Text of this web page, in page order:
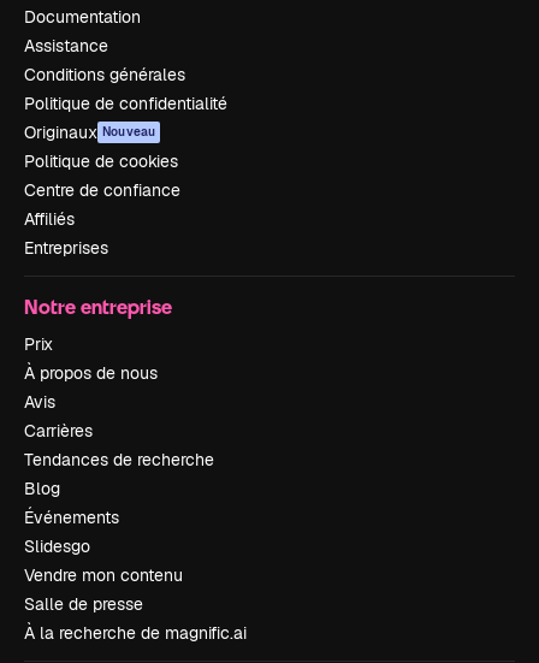
Documentation
Assistance
Conditions générales
Politique de confidentialité
Originaux Nouveau
Politique de cookies
Centre de confiance
Affiliés
Entreprises
Notre entreprise
Prix
À propos de nous
Avis
Carrières
Tendances de recherche
Blog
Événements
Slidesgo
Vendre mon contenu
Salle de presse
À la recherche de magnific.ai